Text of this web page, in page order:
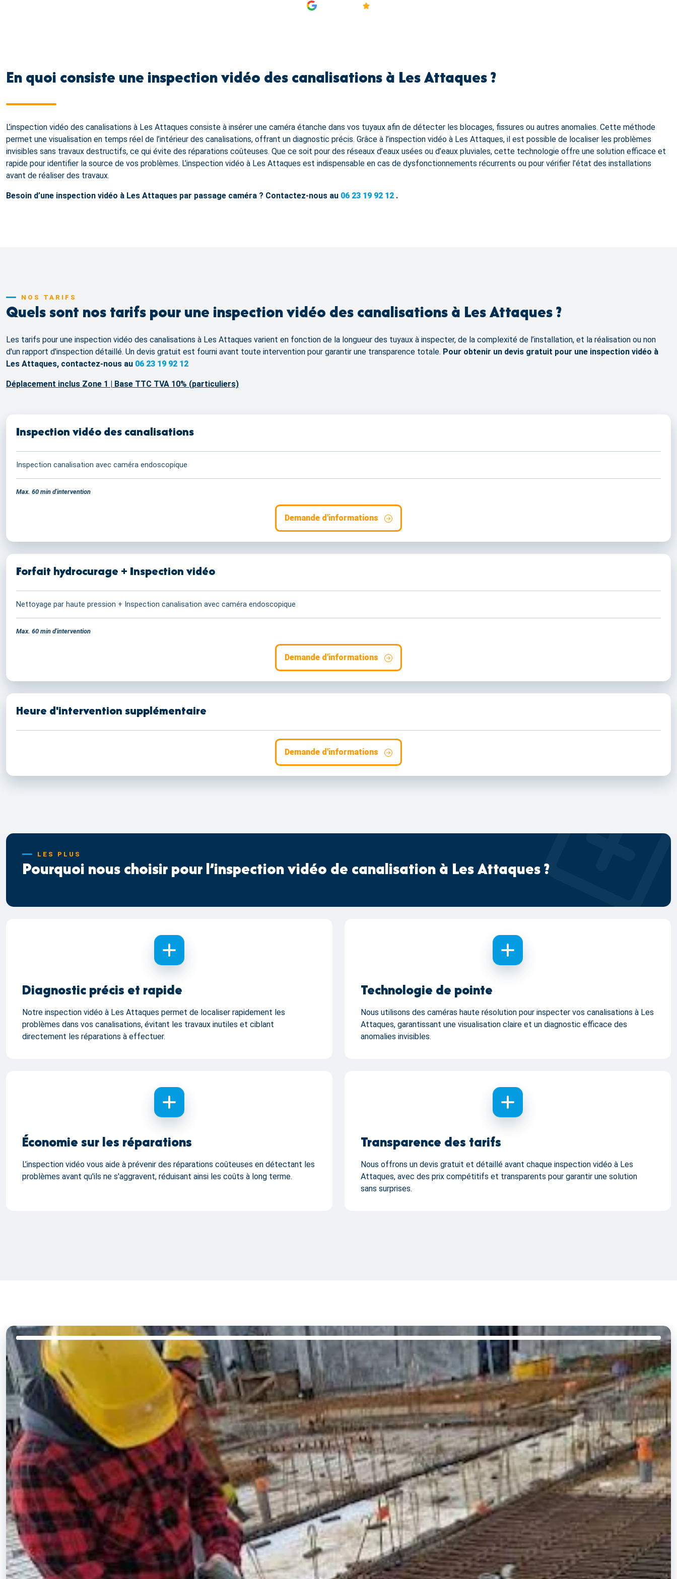
En quoi consiste une inspection vidéo des canalisations à Les Attaques ?
L’inspection vidéo des canalisations à Les Attaques consiste à insérer une caméra étanche dans vos tuyaux afin de détecter les blocages, fissures ou autres anomalies. Cette méthode
permet une visualisation en temps réel de l’intérieur des canalisations, offrant un diagnostic précis. Grâce à l’inspection vidéo à Les Attaques, il est possible de localiser les problèmes
invisibles sans travaux destructifs, ce qui évite des réparations coûteuses. Que ce soit pour des réseaux d’eaux usées ou d’eaux pluviales, cette technologie offre une solution efficace et
rapide pour identifier la source de vos problèmes. L’inspection vidéo à Les Attaques est indispensable en cas de dysfonctionnements récurrents ou pour vérifier l’état des installations
avant de réaliser des travaux.
Besoin d’une inspection vidéo à Les Attaques par passage caméra ? Contactez-nous au 06 23 19 92 12 .
NOS TARIFS
Quels sont nos tarifs pour une inspection vidéo des canalisations à Les Attaques ?
Les tarifs pour une inspection vidéo des canalisations à Les Attaques varient en fonction de la longueur des tuyaux à inspecter, de la complexité de l’installation, et la réalisation ou non
d'un rapport d'inspection détaillé. Un devis gratuit est fourni avant toute intervention pour garantir une transparence totale. Pour obtenir un devis gratuit pour une inspection vidéo à
Les Attaques, contactez-nous au 06 23 19 92 12
Déplacement inclus Zone 1 | Base TTC TVA 10% (particuliers)
Inspection vidéo des canalisations
Inspection canalisation avec caméra endoscopique
Max. 60 min d'intervention
Demande d'informations
Forfait hydrocurage + Inspection vidéo
Nettoyage par haute pression + Inspection canalisation avec caméra endoscopique
Max. 60 min d'intervention
Demande d'informations
Heure d'intervention supplémentaire
Demande d'informations
LES PLUS
Pourquoi nous choisir pour l’inspection vidéo de canalisation à Les Attaques ?
Diagnostic précis et rapide
Notre inspection vidéo à Les Attaques permet de localiser rapidement les
problèmes dans vos canalisations, évitant les travaux inutiles et ciblant
directement les réparations à effectuer.
Technologie de pointe
Nous utilisons des caméras haute résolution pour inspecter vos canalisations à Les
Attaques, garantissant une visualisation claire et un diagnostic efficace des
anomalies invisibles.
Économie sur les réparations
L’inspection vidéo vous aide à prévenir des réparations coûteuses en détectant les
problèmes avant qu'ils ne s'aggravent, réduisant ainsi les coûts à long terme.
Transparence des tarifs
Nous offrons un devis gratuit et détaillé avant chaque inspection vidéo à Les
Attaques, avec des prix compétitifs et transparents pour garantir une solution
sans surprises.